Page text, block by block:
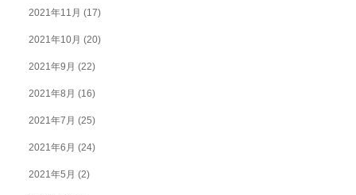
2021年11月 (17)
2021年10月 (20)
2021年9月 (22)
2021年8月 (16)
2021年7月 (25)
2021年6月 (24)
2021年5月 (2)